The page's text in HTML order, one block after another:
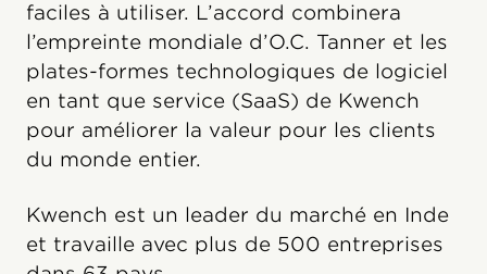
faciles à utiliser. L’accord combinera
l’empreinte mondiale d’O.C. Tanner et les
plates-formes technologiques de logiciel
en tant que service (SaaS) de Kwench
pour améliorer la valeur pour les clients
du monde entier.
Kwench est un leader du marché en Inde
et travaille avec plus de 500 entreprises